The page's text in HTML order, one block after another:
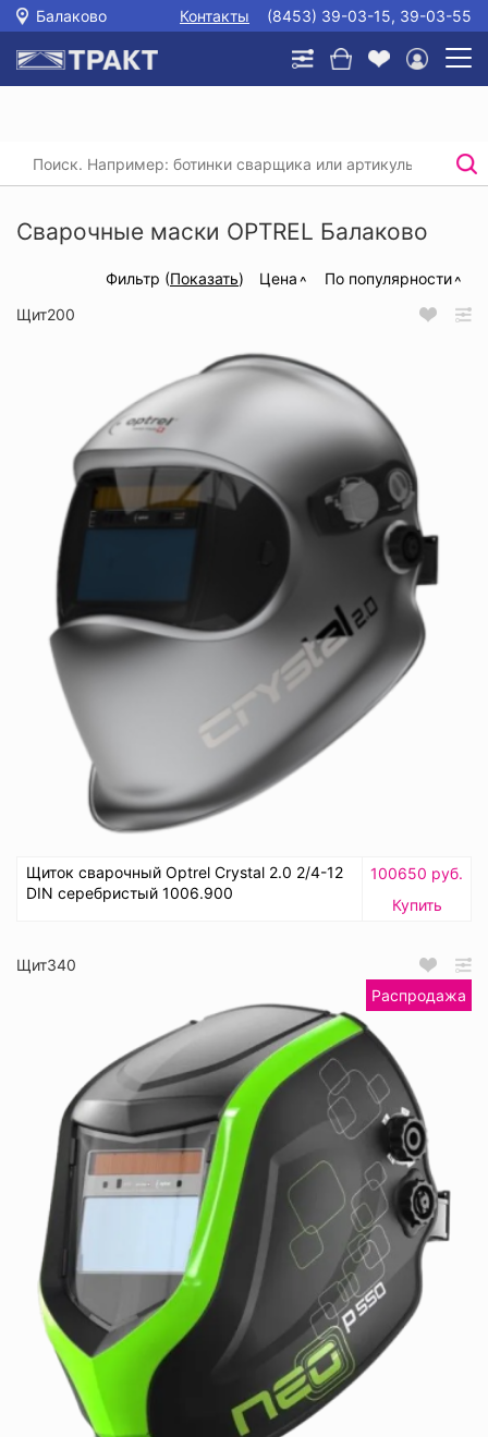
Балаково Контакты (8453) 39-03-15, 39-03-55
Главная / /
Сварочные маски
Сварочные маски OPTREL
Сварочные маски OPTREL Балаково
Фильтр (Показать) Цена
По популярности
Щит200
Щиток сварочный Optrel Crystal 2.0 2/4-12
DIN серебристый 1006.900
100650 руб.
Купить
Щит340
Распродажа